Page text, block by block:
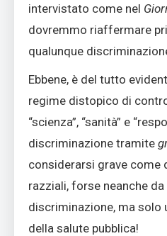
intervistato come nel
dovremmo riaffermare
qualunque
Ebbene, è del tutto
regime distopico di
“scienza”, “sanità” e
discriminazione tramite
considerarsi grave come
razziali, forse neanche
discriminazione, ma solo
della salute pubblica!